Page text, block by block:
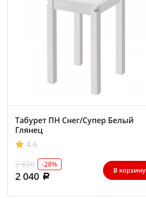
Табурет ПН Снег/Супер Белый
Глянец
4.6
2 820
-28%
2 040 В корзину